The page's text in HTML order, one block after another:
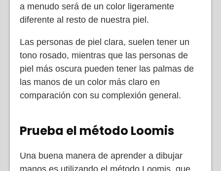
a menudo será de un color ligeramente
diferente al resto de nuestra piel.
Las personas de piel clara, suelen tener un
tono rosado, mientras que las personas de
piel más oscura pueden tener las palmas de
las manos de un color más claro en
comparación con su complexión general.
Prueba el método Loomis
Una buena manera de aprender a dibujar
manos es utilizando el método Loomis, que